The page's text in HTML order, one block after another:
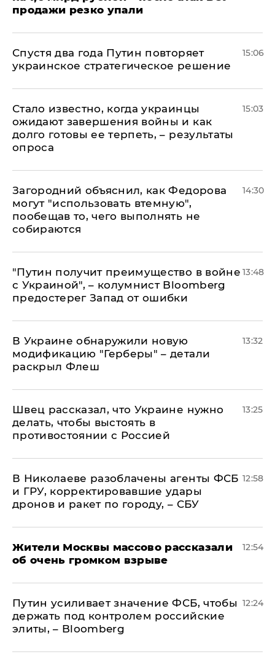
продажи резко упали
Спустя два года Путин повторяет
украинское стратегическое решение
15:06
Стало известно, когда украинцы
ожидают завершения войны и как
долго готовы ее терпеть, – результаты
опроса
15:03
Загородний объяснил, как Федорова
могут "использовать втемную",
пообещав то, чего выполнять не
собираются
14:30
"Путин получит преимущество в войне
с Украиной", – колумнист Bloomberg
предостерег Запад от ошибки
13:48
В Украине обнаружили новую
модификацию "Герберы" – детали
раскрыл Флеш
13:32
Швец рассказал, что Украине нужно
делать, чтобы выстоять в
противостоянии с Россией
13:25
В Николаеве разоблачены агенты ФСБ
и ГРУ, корректировавшие удары
дронов и ракет по городу, – СБУ
12:58
Жители Москвы массово рассказали
об очень громком взрыве
12:54
Путин усиливает значение ФСБ, чтобы
держать под контролем российские
элиты, – Bloomberg
12:24